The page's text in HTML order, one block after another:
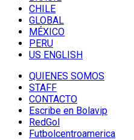
CHILE
GLOBAL
MÉXICO
PERU
US ENGLISH
QUIENES SOMOS
STAFF
CONTACTO
Escribe en Bolavip
RedGol
Futbolcentroamerica